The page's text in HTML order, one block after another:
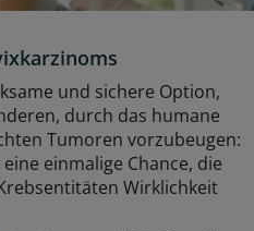
und sichere Option,
durch das humane
Tumoren vorzubeugen:
einmalige Chance, die
Wirklichkeit